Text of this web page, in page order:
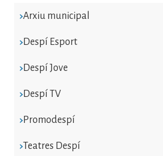
Arxiu municipal
Despí Esport
Despí Jove
Despí TV
Promodespí
Teatres Despí